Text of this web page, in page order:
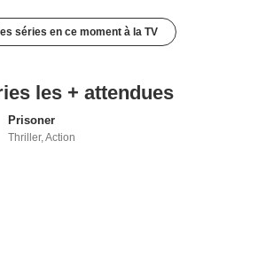
séries en ce moment à la TV
les + attendues
Prisoner
Thriller,Action